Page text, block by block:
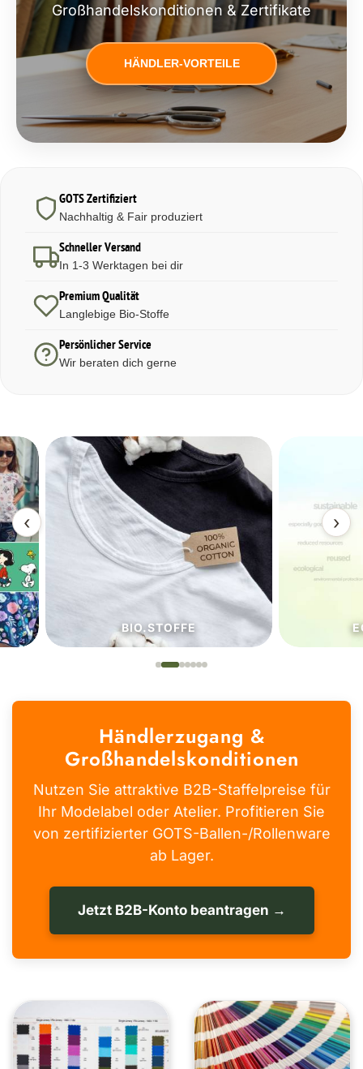
Großhandelskonditionen & Zertifikate
HÄNDLER-VORTEILE
GOTS Zertifiziert
Nachhaltig & Fair produziert
Schneller Versand
In 1-3 Werktagen bei dir
Premium Qualität
Langlebige Bio-Stoffe
Persönlicher Service
Wir beraten dich gerne
‹
BIO.STOFFE
›
Händlerzugang &
Großhandelskonditionen
Nutzen Sie attraktive B2B-Staffelpreise für
Ihr Modelabel oder Atelier. Profitieren Sie
von zertifizierter GOTS-Ballen-/Rollenware
ab Lager.
Jetzt B2B-Konto beantragen →